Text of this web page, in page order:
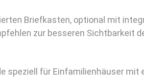
Briefkasten, optional mit
zur besseren Sichtbarkeit
speziell für Einfamilienhäuser